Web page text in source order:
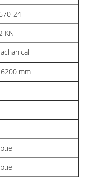
24
KN
mm